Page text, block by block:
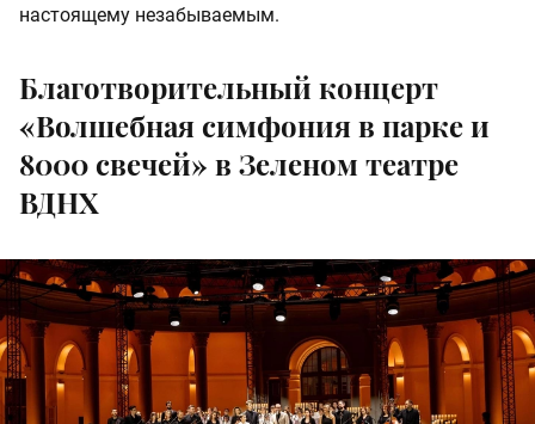
настоящему незабываемым.
Благотворительный концерт
«Волшебная симфония в парке и
8000 свечей» в Зеленом театре
ВДНХ